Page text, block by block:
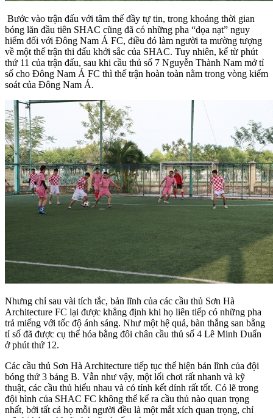
Bước vào trận đấu với tâm thế đầy tự tin, trong khoảng thời gian
bóng lăn đầu tiên SHAC cũng đã có những pha “dọa nạt” nguy
hiểm đối với Đông Nam Á FC, điều đó làm người ta mường tượng
về một thế trận thi đấu khởi sắc của SHAC. Tuy nhiên, kể từ phút
thứ 11 của trận đấu, sau khi cầu thủ số 7 Nguyễn Thành Nam mở tỉ
số cho Đông Nam Á FC thì thế trận hoàn toàn nằm trong vòng kiểm
soát của Đông Nam Á.
Nhưng chỉ sau vài tích tắc, bản lĩnh của các cầu thủ Sơn Hà
Architecture FC lại được khẳng định khi họ liên tiếp có những pha
trả miếng với tốc độ ánh sáng. Như một hệ quả, bàn thắng san bằng
tỉ số đã được cụ thể hóa bằng đôi chân cầu thủ số 4 Lê Minh Duẩn
ở phút thứ 12.
Các cầu thủ Sơn Hà Architecture tiếp tục thể hiện bản lĩnh của đội
bóng thứ 3 bảng B. Vẫn như vậy, một lối chơi rất nhanh và kỹ
thuật, các cầu thủ hiểu nhau và có tính kết dính rất tốt. Có lẽ trong
đội hình của SHAC FC không thể kể ra cầu thủ nào quan trọng
nhất, bởi tất cả họ mỗi người đều là một mắt xích quan trọng, chỉ